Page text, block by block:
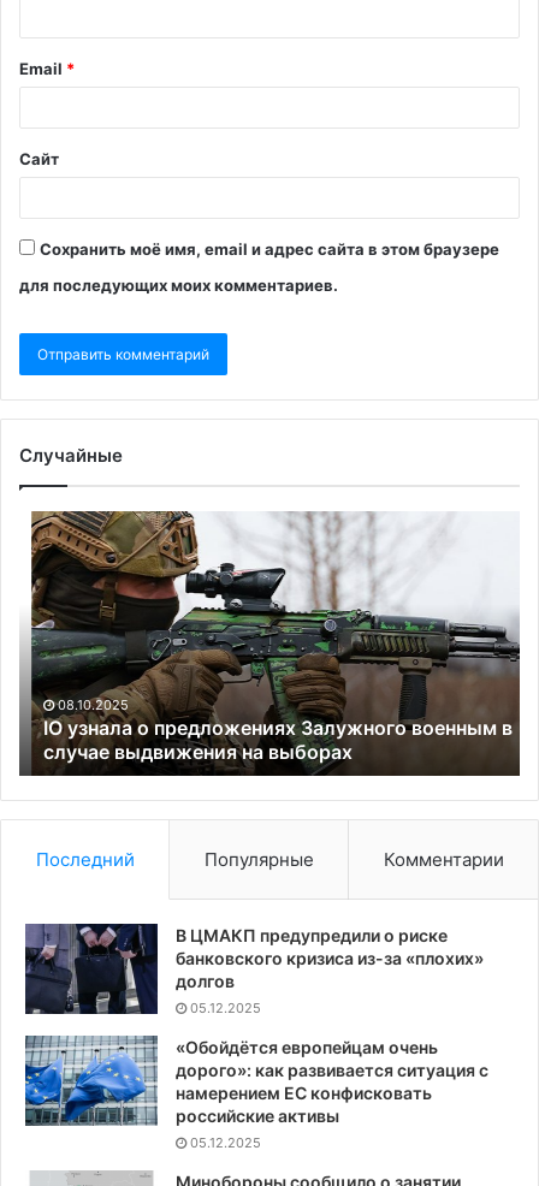
Email *
Сайт
Сохранить моё имя, email и адрес сайта в этом браузере
для последующих моих комментариев.
Случайные
IO
узнала
предложениях
Залужного
военным
случае
выдвижения
выборах
08.10.2025
IO узнала о предложениях Залужного военным в
случае выдвижения на выборах
Последний Популярные Комментарии
В ЦМАКП предупредили о риске
банковского кризиса из-за «плохих»
долгов
05.12.2025
«Обойдётся европейцам очень
дорого»: как развивается ситуация с
намерением ЕС конфисковать
российские активы
05.12.2025
Минобороны сообщило о занятии